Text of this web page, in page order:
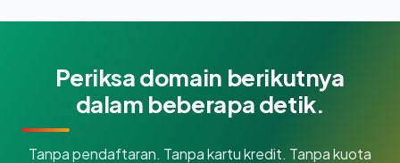
Periksa domain berikutnya
dalam beberapa detik.
Tanpa pendaftaran. Tanpa kartu kredit. Tanpa kuota